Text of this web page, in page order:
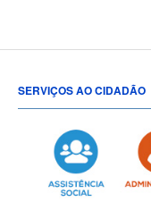
SERVIÇOS AO CIDADÃO